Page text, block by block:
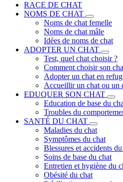
RACE DE CHAT
NOMS DE CHAT
Noms de chat femelle
Noms de chat mâle
Idées de noms de chat
ADOPTER UN CHAT
Test, quel chat choisir ?
Comment choisir son
Adopter un chat en
Accueillir un chat ou un
EDUQUER SON CHAT
Education de base du
Troubles du
SANTÉ DU CHAT
Maladies du chat
Symptômes du chat
Blessures et accidents
Soins de base du chat
Entretien et hygiène du
Obésité du chat